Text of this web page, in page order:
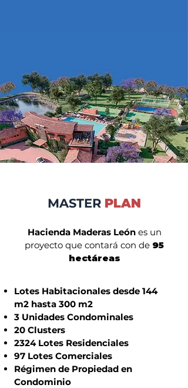
MASTER PLAN
Hacienda Maderas Leónes un
proyecto que contará con de 95
hectáreas
Lotes Habitacionales desde 144
m2 hasta 300 m2
3 Unidades Condominales
20 Clusters
2324 Lotes Residenciales
97 Lotes Comerciales
Régimen de Propiedad en
Condominio